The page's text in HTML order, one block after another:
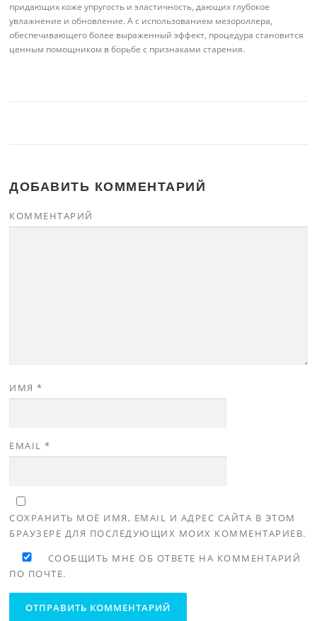
придающих коже упругость и эластичность, дающих глубокое
увлажнение и обновление. А с использованием мезороллера,
обеспечивающего более выраженный эффект, процедура становится
ценным помощником в борьбе с признаками старения.
ДОБАВИТЬ КОММЕНТАРИЙ
КОММЕНТАРИЙ
ИМЯ*
EMAIL*
СОХРАНИТЬ МОЁ ИМЯ, EMAIL И АДРЕС САЙТА В ЭТОМ
БРАУЗЕРЕ ДЛЯ ПОСЛЕДУЮЩИХ МОИХ КОММЕНТАРИЕВ.
СООБЩИТЬ МНЕ ОБ ОТВЕТЕ НА КОММЕНТАРИЙ
ПО ПОЧТЕ.